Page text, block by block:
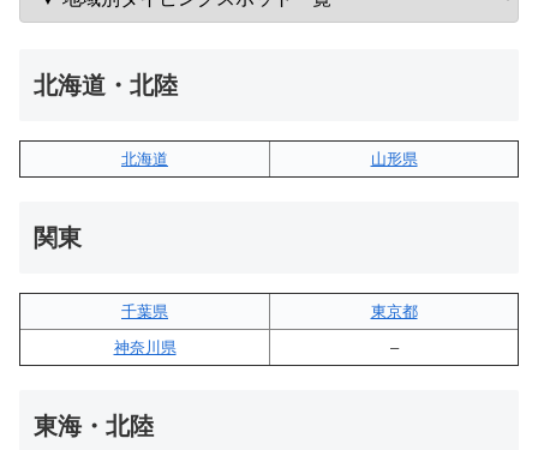
北海道・北陸
北海道 山形県
関東
千葉県
東京都
神奈川県
–
東海・北陸